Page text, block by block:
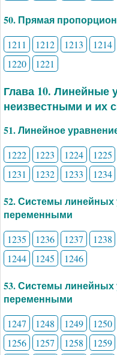
50. Прямая
1211 1212 1213 1214
1220
1221
Глава 10. Линейные
неизвестными и их
51. Линейное
1222 1223 1224 1225
1231
1232 1233 1234
52. Системы линейных
переменными
1235 1236 1237 1238
1244
1245 1246
53. Системы линейных
переменными
1247 1248 1249 1250
1256
1257 1258 1259